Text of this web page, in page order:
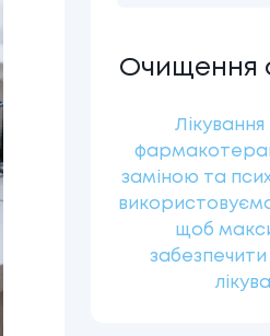
Очищення
заміною та
щоб
забезпечити